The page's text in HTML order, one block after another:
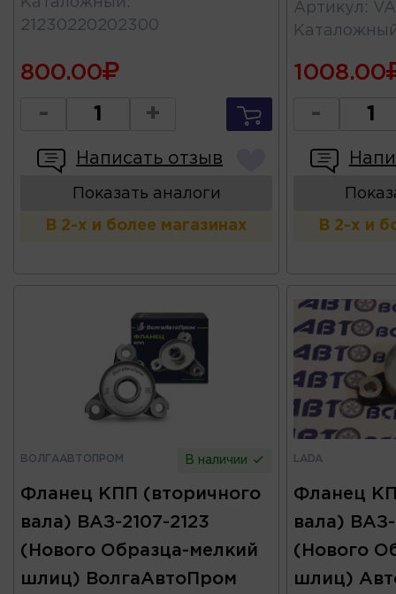
21230220202300
800.00
- +
Написать отзыв
Показать аналоги
В 2-х и более магазинах
Артикул :
1008.00
-
В 2-х и
ВОЛГААВТОПРОМ В наличии
Фланец КПП (вторичного
вала) ВАЗ-2107-2123
(Нового Образца-мелкий
шлиц) ВолгаАвтоПром
LADA
Фланец
вала) ВАЗ-
(Нового
шлиц)